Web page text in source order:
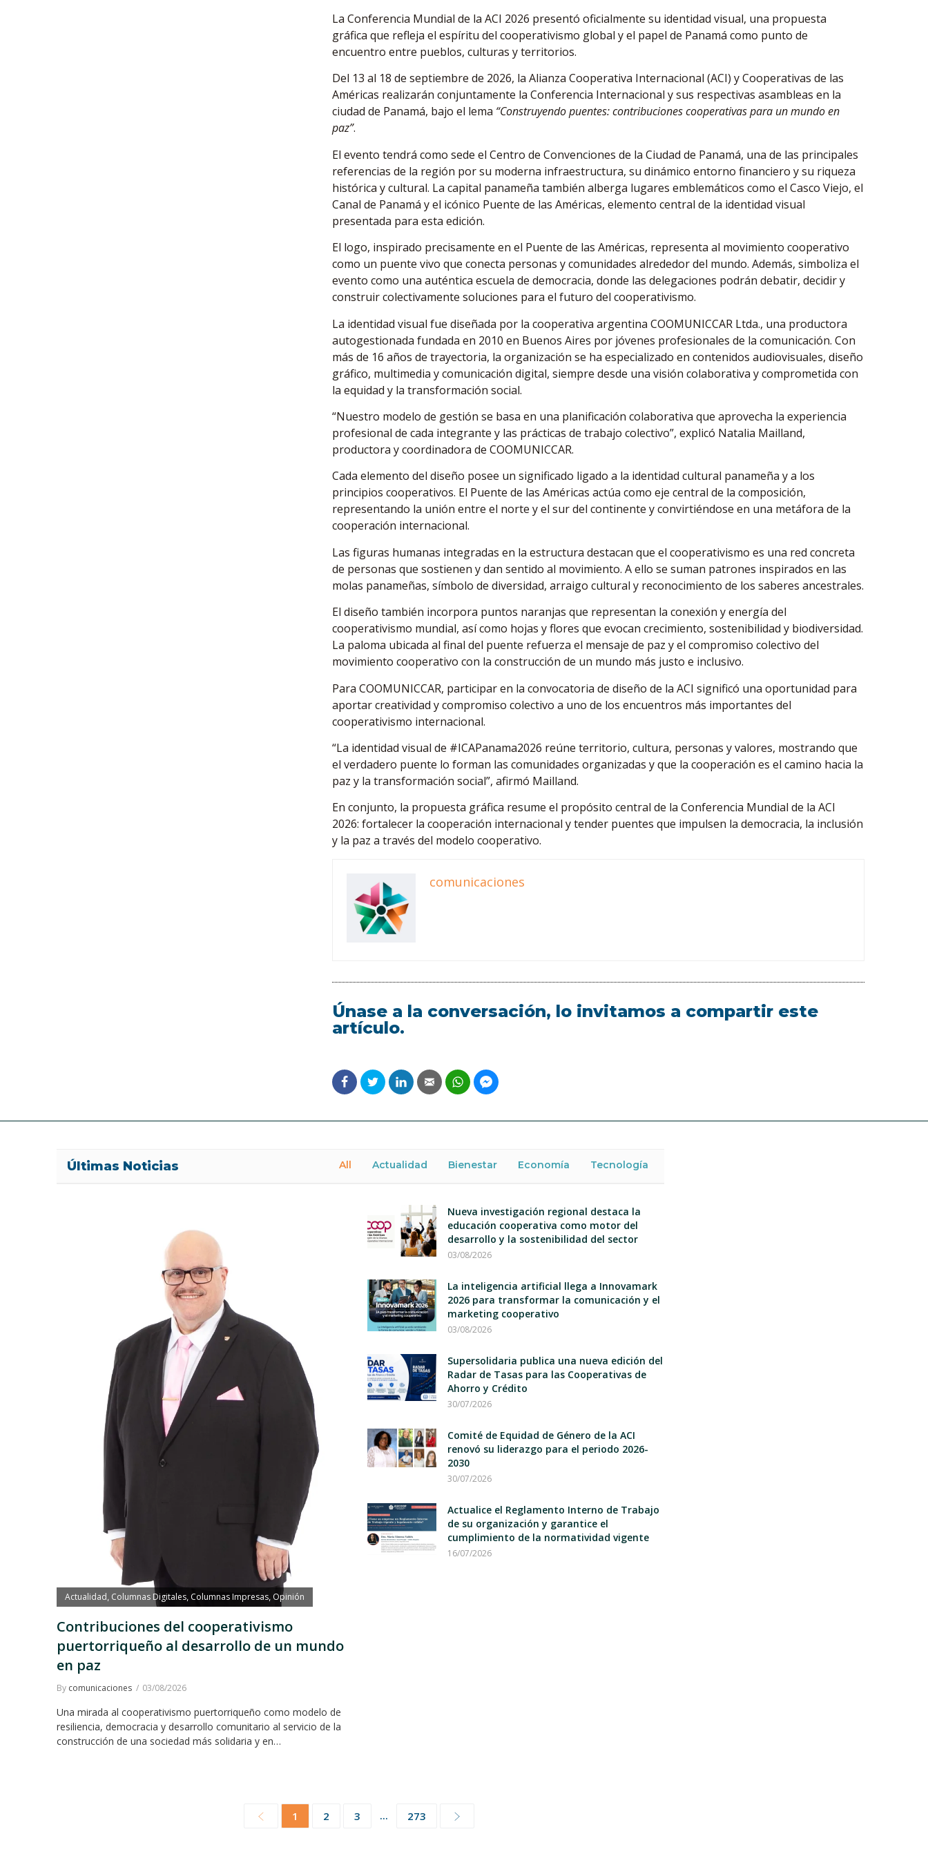
La Conferencia Mundial de la ACI 2026 presentó oficialmente su identidad visual, una propuesta
gráfica que refleja el espíritu del cooperativismo global y el papel de Panamá como punto de
encuentro entre pueblos, culturas y territorios.
Del 13 al 18 de septiembre de 2026, la Alianza Cooperativa Internacional (ACI) y Cooperativas de las
Américas realizarán conjuntamente la Conferencia Internacional y sus respectivas asambleas en la
ciudad de Panamá, bajo el lema “Construyendo puentes: contribuciones cooperativas para un mundo en
paz”.
El evento tendrá como sede el Centro de Convenciones de la Ciudad de Panamá, una de las principales
referencias de la región por su moderna infraestructura, su dinámico entorno financiero y su riqueza
histórica y cultural. La capital panameña también alberga lugares emblemáticos como el Casco Viejo, el
Canal de Panamá y el icónico Puente de las Américas, elemento central de la identidad visual
presentada para esta edición.
El logo, inspirado precisamente en el Puente de las Américas, representa al movimiento cooperativo
como un puente vivo que conecta personas y comunidades alrededor del mundo. Además, simboliza el
evento como una auténtica escuela de democracia, donde las delegaciones podrán debatir, decidir y
construir colectivamente soluciones para el futuro del cooperativismo.
La identidad visual fue diseñada por la cooperativa argentina COOMUNICCAR Ltda., una productora
autogestionada fundada en 2010 en Buenos Aires por jóvenes profesionales de la comunicación. Con
más de 16 años de trayectoria, la organización se ha especializado en contenidos audiovisuales, diseño
gráfico, multimedia y comunicación digital, siempre desde una visión colaborativa y comprometida con
la equidad y la transformación social.
“Nuestro modelo de gestión se basa en una planificación colaborativa que aprovecha la experiencia
profesional de cada integrante y las prácticas de trabajo colectivo”, explicó Natalia Mailland,
productora y coordinadora de COOMUNICCAR.
Cada elemento del diseño posee un significado ligado a la identidad cultural panameña y a los
principios cooperativos. El Puente de las Américas actúa como eje central de la composición,
representando la unión entre el norte y el sur del continente y convirtiéndose en una metáfora de la
cooperación internacional.
Las figuras humanas integradas en la estructura destacan que el cooperativismo es una red concreta
de personas que sostienen y dan sentido al movimiento. A ello se suman patrones inspirados en las
molas panameñas, símbolo de diversidad, arraigo cultural y reconocimiento de los saberes ancestrales.
El diseño también incorpora puntos naranjas que representan la conexión y energía del
cooperativismo mundial, así como hojas y flores que evocan crecimiento, sostenibilidad y biodiversidad.
La paloma ubicada al final del puente refuerza el mensaje de paz y el compromiso colectivo del
movimiento cooperativo con la construcción de un mundo más justo e inclusivo.
Para COOMUNICCAR, participar en la convocatoria de diseño de la ACI significó una oportunidad para
aportar creatividad y compromiso colectivo a uno de los encuentros más importantes del
cooperativismo internacional.
“La identidad visual de #ICAPanama2026 reúne territorio, cultura, personas y valores, mostrando que
el verdadero puente lo forman las comunidades organizadas y que la cooperación es el camino hacia la
paz y la transformación social”, afirmó Mailland.
En conjunto, la propuesta gráfica resume el propósito central de la Conferencia Mundial de la ACI
2026: fortalecer la cooperación internacional y tender puentes que impulsen la democracia, la inclusión
y la paz a través del modelo cooperativo.
comunicaciones
Únase a la conversación, lo invitamos a compartir este
artículo.
Últimas Noticias All Actualidad Bienestar Economía Tecnología
Actualidad Columnas Digitales, Columnas Impresas, Opinión
Contribuciones del cooperativismo
puertorriqueño al desarrollo de un mundo
en paz
By comunicaciones 03/08/2026
Una mirada al cooperativismo puertorriqueño como modelo de
resiliencia, democracia y desarrollo comunitario al servicio de la
construcción de una sociedad más solidaria y en…
Nueva investigación regional destaca la
educación cooperativa como motor del
desarrollo y la sostenibilidad del sector
03/08/2026
La inteligencia artificial llega a Innovamark
2026 para transformar la comunicación y el
marketing cooperativo
03/08/2026
Supersolidaria publica una nueva edición del
Radar de Tasas para las Cooperativas de
Ahorro y Crédito
30/07/2026
Comité de Equidad de Género de la ACI
renovó su liderazgo para el periodo 2026-
2030
30/07/2026
Actualice el Reglamento Interno de Trabajo
de su organización y garantice el
cumplimiento de la normatividad vigente
16/07/2026
1 2 3 ... 273